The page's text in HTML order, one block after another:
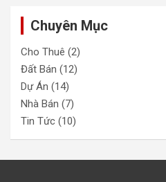
Chuyên Mục
Cho Thuê (2)
Đất Bán (12)
Dự Án (14)
Nhà Bán (7)
Tin Tức (10)